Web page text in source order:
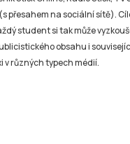
přesahem na sociální sítě).
student si tak může
obsahu i
v různých typech médií.